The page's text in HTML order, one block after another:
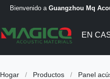
Bienvenido a Guangzhou Mq
EN
Hogar / Productos / Panel